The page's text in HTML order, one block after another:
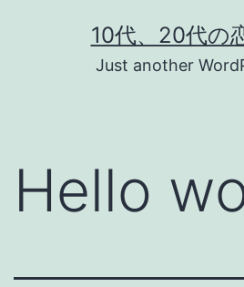
10代、20代の
Just another
Hello